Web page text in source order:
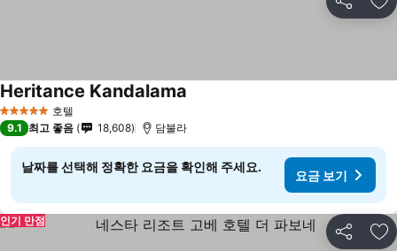
공유 즐
5 성급 호텔
Heritance Kandalama
9.1 최고 좋음 18,608 담불라
날짜를 선택해 정확한 요금을 확인해 주세요.
요금 보기
공유 즐
인기 만점